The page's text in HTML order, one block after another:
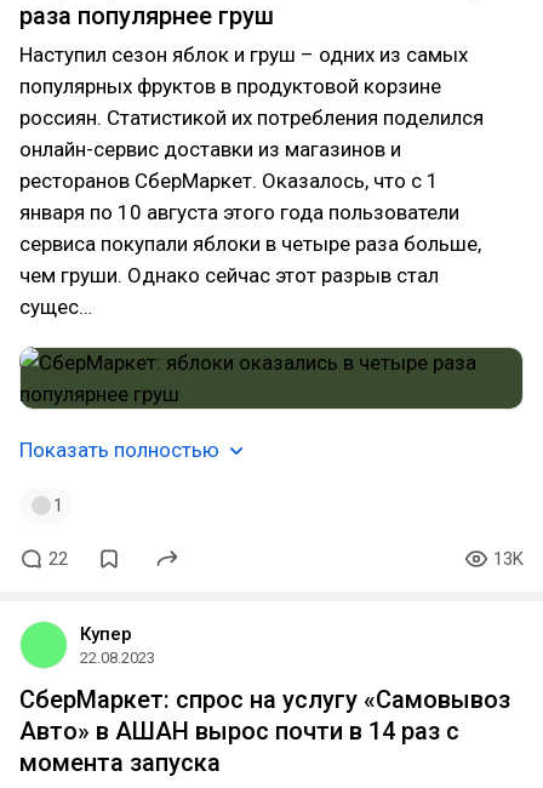
раза популярнее груш
Наступил сезон яблок и груш – одних из самых
популярных фруктов в продуктовой корзине
россиян. Статистикой их потребления поделился
онлайн-сервис доставки из магазинов и
ресторанов СберМаркет. Оказалось, что с 1
января по 10 августа этого года пользователи
сервиса покупали яблоки в четыре раза больше,
чем груши. Однако сейчас этот разрыв стал
сущес…
Показать полностью
1
22 13K
Купер
22.08.2023
СберМаркет: спрос на услугу «Самовывоз
Авто» в АШАН вырос почти в 14 раз с
момента запуска